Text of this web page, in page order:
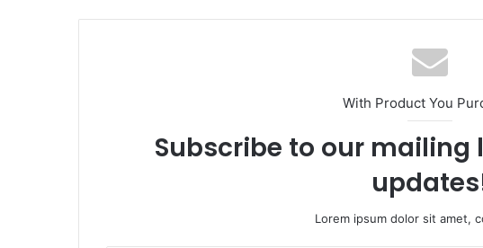
With Product You
Subscribe to our mailing
Lorem ipsum dolor sit amet,